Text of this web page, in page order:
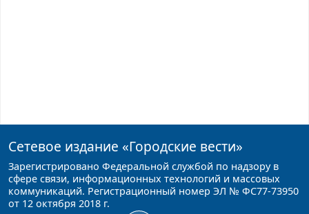
Сетевое издание «Городские вести»
Зарегистрировано Федеральной службой по надзору в
сфере связи, информационных технологий и массовых
коммуникаций. Регистрационный номер ЭЛ № ФС77-73950
от 12 октября 2018 г.